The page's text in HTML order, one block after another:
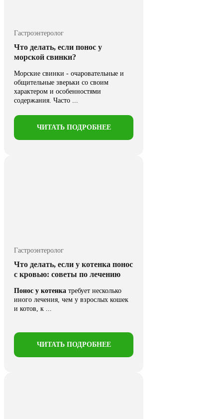
Гастроэнтеролог
Что делать, если понос у
морской свинки?
Морские свинки - очаровательные и
общительные зверьки со своим
характером и особенностями
содержания. Часто ...
ЧИТАТЬ ПОДРОБНЕЕ
Гастроэнтеролог
Что делать, если у котенка понос
с кровью: советы по лечению
Понос у котенка требует несколько
иного лечения, чем у взрослых кошек
и котов, к ...
ЧИТАТЬ ПОДРОБНЕЕ